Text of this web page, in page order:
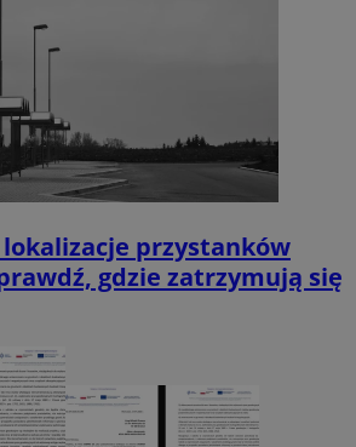
lokalizacje przystanków
gdzie zatrzymują się